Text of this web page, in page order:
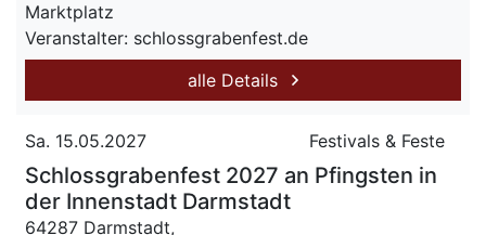
Marktplatz
Veranstalter: schlossgrabenfest.de
alle Details
Sa. 15.05.2027 Festivals & Feste
Schlossgrabenfest 2027 an Pfingsten in
der Innenstadt Darmstadt
64287 Darmstadt,